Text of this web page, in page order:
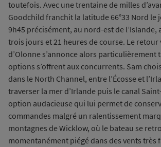
toutefois. Avec une trentaine de milles
Goodchild franchit la latitude 66°33 Nord le
9h45 précisément, au nord-est de l’Islande,
trois jours et 21 heures de course. Le retour
d’Olonne s’annonce alors particulièrement
options s’offrent aux concurrents. Sam
dans le North Channel, entre l’Écosse et
traverser la mer d’Irlande puis le canal
option audacieuse qui lui permet de
commandes malgré un ralentissement
montagnes de Wicklow, où le bateau se
momentanément piégé dans des vents très